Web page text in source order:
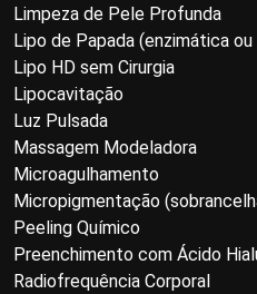
Limpeza de Pele Profunda
Lipo de Papada (enzimática
Lipo HD sem Cirurgia
Lipocavitação
Luz Pulsada
Massagem Modeladora
Microagulhamento
Micropigmentação
Peeling Químico
Preenchimento com Ácido
Radiofrequência Corporal